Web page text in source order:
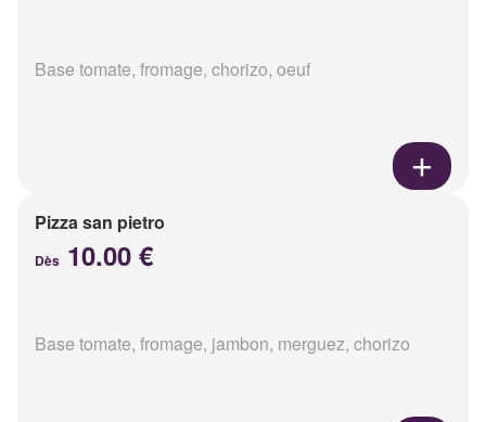
Base tomate, fromage, chorizo, oeuf
Pizza san pietro
Dès 10.00 €
Base tomate, fromage, jambon, merguez, chorizo